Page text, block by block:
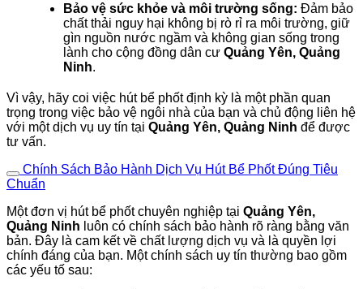
Bảo vệ sức khỏe và môi trường sống: Đảm bảo
chất thải nguy hại không bị rò rỉ ra môi trường, giữ
gìn nguồn nước ngầm và không gian sống trong
lành cho cộng đồng dân cư Quảng Yên, Quảng
Ninh.
Vì vậy, hãy coi việc hút bể phốt định kỳ là một phần quan
trọng trong việc bảo vệ ngôi nhà của bạn và chủ động liên hệ
với một dịch vụ uy tín tại Quảng Yên, Quảng Ninh để được
tư vấn.
Chính Sách Bảo Hành Dịch Vụ Hút Bể Phốt Đúng Tiêu
Chuẩn
Một đơn vị hút bể phốt chuyên nghiệp tại Quảng Yên,
Quảng Ninh luôn có chính sách bảo hành rõ ràng bằng văn
bản. Đây là cam kết về chất lượng dịch vụ và là quyền lợi
chính đáng của bạn. Một chính sách uy tín thường bao gồm
các yếu tố sau: